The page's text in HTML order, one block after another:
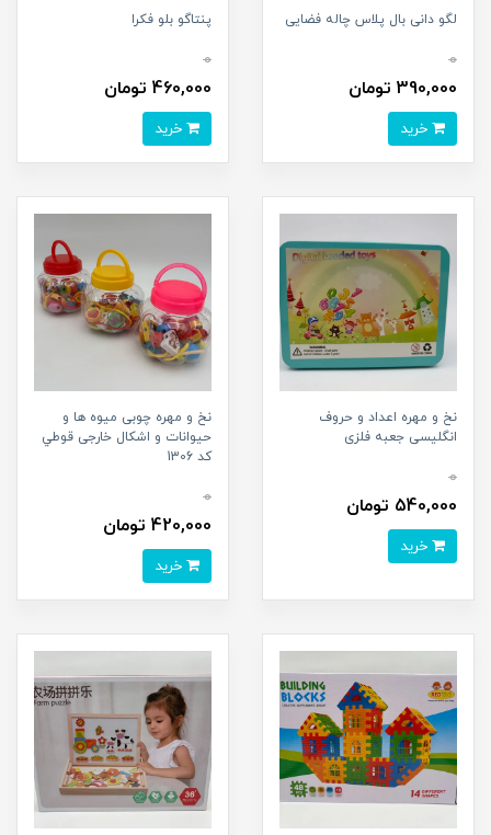
لگو دانی بال پلاس چاله فضایی
0
390,000 تومان
پنتاگو بلو فکرا
0
460,000 تومان
نخ و مهره اعداد و حروف
انگلیسی جعبه فلزی
0
540,000 تومان
نخ و مهره چوبی میوه ها و
حیوانات و اشکال خارجی قوطي
کد 1306
0
420,000 تومان